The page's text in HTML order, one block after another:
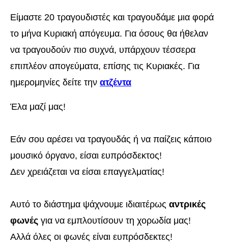
Είμαστε 20 τραγουδιστές και τραγουδάμε μια φορά
το μήνα Κυριακή απόγευμα. Για όσους θα ήθελαν
να τραγουδούν πιο συχνά, υπάρχουν τέσσερα
επιπλέον απογεύματα, επίσης τις Κυριακές. Για
ημερομηνίες δείτε την ατζέντα
Έλα μαζί μας!
Εάν σου αρέσει να τραγουδάς ή να παίζεις κάποιο
μουσικό όργανο, είσαι ευπρόσδεκτος!
Δεν χρειάζεται να είσαι επαγγελματίας!
Αυτό το διάστημα ψάχνουμε ιδιαιτέρως αντρικές
φωνές για να εμπλουτίσουν τη χορωδία μας!
Αλλά όλες οι φωνές είναι ευπρόσδεκτες!